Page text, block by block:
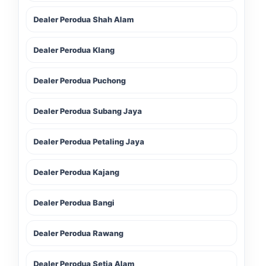
Dealer Perodua Shah Alam
Dealer Perodua Klang
Dealer Perodua Puchong
Dealer Perodua Subang Jaya
Dealer Perodua Petaling Jaya
Dealer Perodua Kajang
Dealer Perodua Bangi
Dealer Perodua Rawang
Dealer Perodua Setia Alam